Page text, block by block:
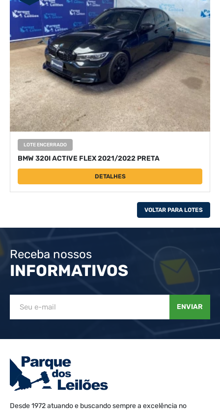
LOTE ENCERRADO
BMW 320I ACTIVE FLEX 2021/2022 PRETA
DETALHES
VOLTAR PARA LOTES
Receba nossos
INFORMATIVOS
ENVIAR
Desde 1972 atuando e buscando sempre a excelência no